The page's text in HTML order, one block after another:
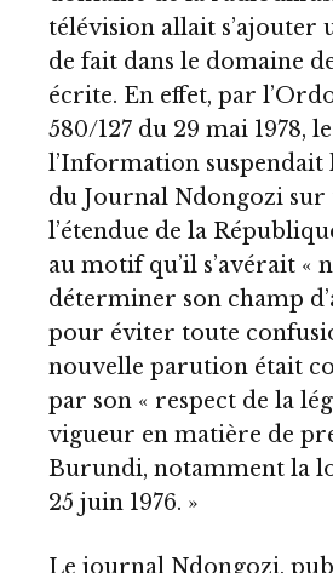
télévision allait s’ajouter
de fait dans le domaine
écrite. En effet, par
580/127 du 29 mai 1978,
l’Information
du Journal Ndongozi sur
l’étendue de la
au motif qu’il s’avérait «
déterminer son champ
pour éviter toute
nouvelle parution était
par son « respect de la
vigueur en matière de
Burundi, notamment la
25 juin 1976. »
Le journal Ndongozi,